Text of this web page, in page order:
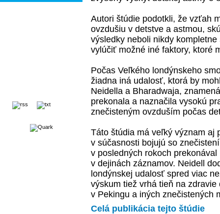
Autori štúdie podotkli, že vzťah
ovzdušiu v detstve a astmou,
výsledky neboli nikdy
vylúčiť možné iné faktory, ktoré
Počas Veľkého londýnskeho
žiadna iná udalosť, ktorá by
Neidella a Bharadwaja,
prekonala a naznačila vysokú
znečisteným ovzduším počas
Táto štúdia má veľký význam aj
v súčasnosti bojujú so
v posledných rokoch
v dejinách záznamov. Neidell
londýnskej udalosť spred viac
výskum tiež vrhá tieň na
v Pekingu a iných znečistených
Celá publikácia tejto štúdie